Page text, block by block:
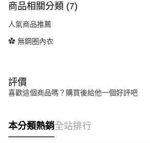
商品相關分類 (7)
人氣商品推薦
✿ 無鋼圈內衣
評價
喜歡這個商品嗎？購買後給他一個好評吧
本分類熱銷全站排行